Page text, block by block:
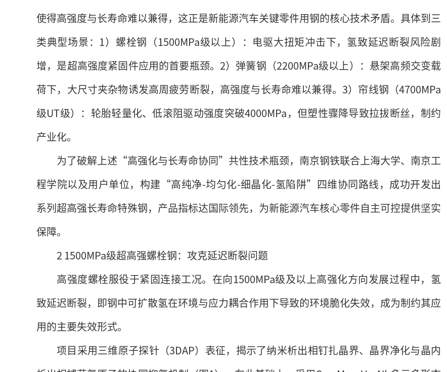
使得高强度与长寿命难以兼得，这正是新能源汽车关键零件用钢的核心技术矛盾。具体到三
类典型场景：1）螺栓钢（1500MPa级以上）：电驱大扭矩冲击下，氢致延迟断裂风险剧
增，是超高强度紧固件应用的首要瓶颈。2）弹簧钢（2200MPa级以上）：悬架高频交变载
荷下，大尺寸夹杂物诱发高周疲劳断裂，高强度与长寿命难以兼得。3）帘线钢（4700MPa
级UT级）：轮胎轻量化、低滚阻驱动强度突破4000MPa，但塑性骤降导致拉拔断丝，制约
产业化。
为了破解上述“高强化与长寿命协同”共性技术瓶颈，南京钢铁联合上海大学、南京工
程学院以及用户单位，构建“高纯净-均匀化-细晶化-氢陷阱”四维协同路线，成功开发出
系列超高强长寿命特殊钢，产品指标达国际领先，为新能源汽车核心零件自主可控提供坚实
保障。
2 1500MPa级超高强螺栓钢：攻克延迟断裂问题
高强度螺栓服役于紧固连接工况。在向1500MPa级及以上高强化方向发展过程中，氢
致延迟断裂，即钢中可扩散氢在环境与应力耦合作用下导致的环境脆化失效，成为制约其应
用的主要失效形式。
项目采用三维原子探针（3DAP）表征，揭示了纳米析出相钉扎晶界、晶界净化与晶内